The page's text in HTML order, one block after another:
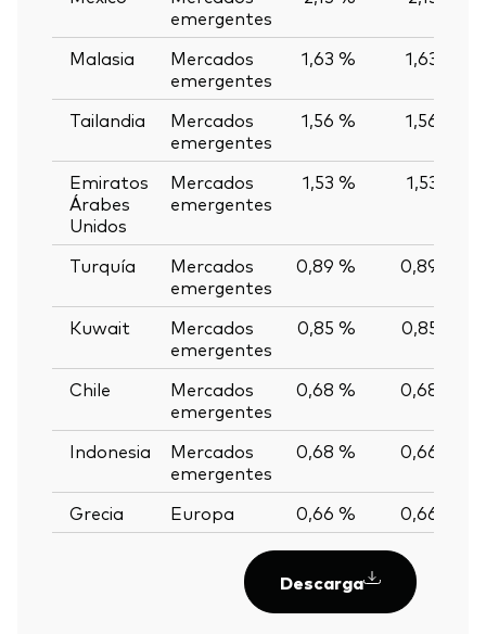
emergentes
Malasia
Mercados
emergentes
1,63 % 1,63 %
Tailandia
Mercados
emergentes
1,56 % 1,56 %
Emiratos
Árabes
Unidos
Mercados
emergentes
1,53 % 1,53 %
Turquía
Mercados
emergentes
0,89 % 0,89 %
Kuwait
Mercados
emergentes
0,85 % 0,85 %
Chile
Mercados
emergentes
0,68 % 0,68 %
Indonesia
Mercados
emergentes
0,68 % 0,66 %
Grecia Europa 0,66 % 0,66 %
Descarga